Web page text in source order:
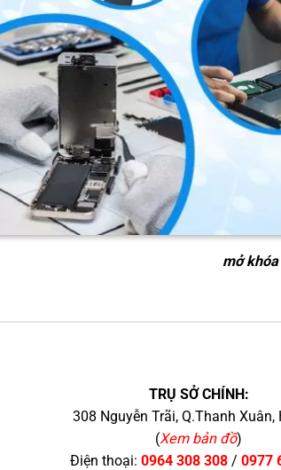
mở
TRỤ SỞ CHÍNH:
308 Nguyễn Trãi, Q.Thanh Xuân,
(Xem bản đồ)
Điện thoại: 0964 308 308/ 0977